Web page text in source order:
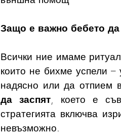
Защо е важно бебето
Всички ние имаме
които не бихме успели
надясно или да отпием
да заспят, което е
стратегията включва
невъзможно.